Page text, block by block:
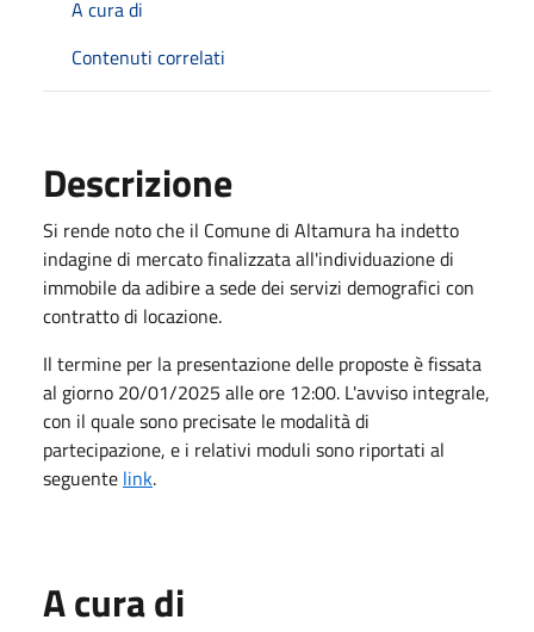
A cura di
Contenuti correlati
Descrizione
Si rende noto che il Comune di Altamura ha indetto
indagine di mercato finalizzata all'individuazione di
immobile da adibire a sede dei servizi demografici con
contratto di locazione.
Il termine per la presentazione delle proposte è fissata
al giorno 20/01/2025 alle ore 12:00. L'avviso integrale,
con il quale sono precisate le modalità di
partecipazione, e i relativi moduli sono riportati al
seguente link.
A cura di